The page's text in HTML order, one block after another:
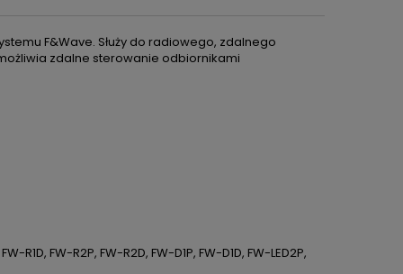
F&Wave. Służy do radiowego, zdalnego
zdalne sterowanie odbiornikami
FW-R2P, FW-R2D, FW-D1P, FW-D1D, FW-LED2P,